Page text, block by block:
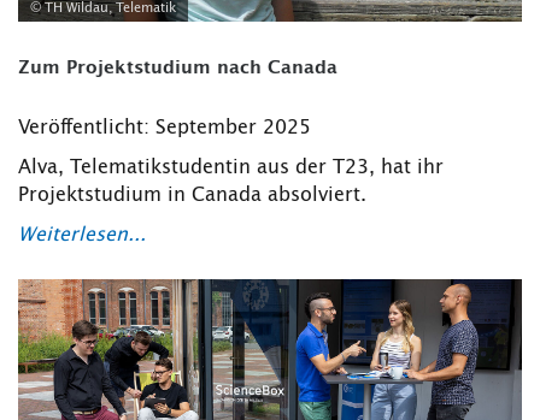
© TH Wildau, Telematik
Zum Projektstudium nach Canada
Veröffentlicht: September 2025
Alva, Telematikstudentin aus der T23, hat ihr
Projektstudium in Canada absolviert.
Weiterlesen...